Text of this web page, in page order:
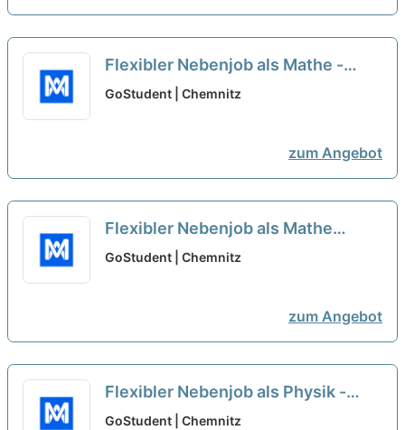
Flexibler Nebenjob als Mathe -
Nachhilfelehrer*in (w/m/d)
GoStudent | Chemnitz
zum Angebot
Flexibler Nebenjob als Mathe
Oberstufe - Nachhilfelehrer*in
GoStudent | Chemnitz
zum Angebot
Flexibler Nebenjob als Physik -
Nachhilfelehrer*in (w/m/d)
GoStudent | Chemnitz